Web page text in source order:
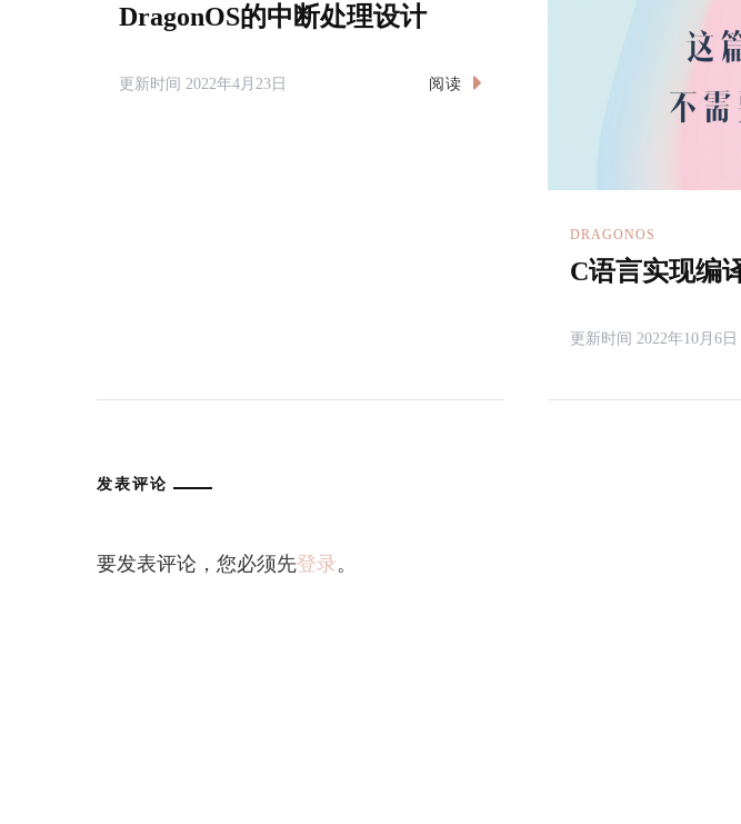
DragonOS的中断处理设计
更新时间 2022年4月23日 阅读
DRAGONOS
C语言实现编
更新时间 2022年10月6日
发表评论
要发表评论，您必须先登录。